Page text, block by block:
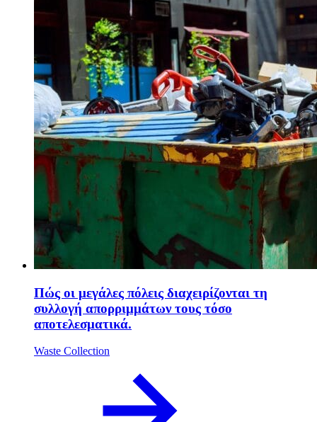
Πώς οι μεγάλες πόλεις διαχειρίζονται τη
συλλογή απορριμμάτων τους τόσο
αποτελεσματικά.
Waste Collection